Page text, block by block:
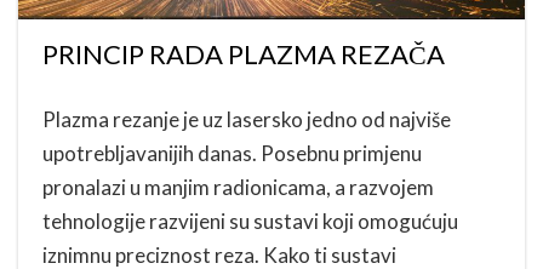
PRINCIP RADA PLAZMA REZAČA
Plazma rezanje je uz lasersko jedno od najviše
upotrebljavanijih danas. Posebnu primjenu
pronalazi u manjim radionicama, a razvojem
tehnologije razvijeni su sustavi koji omogućuju
iznimnu preciznost reza. Kako ti sustavi